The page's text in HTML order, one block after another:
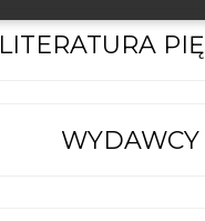
LITERATURA
WYDAWCY